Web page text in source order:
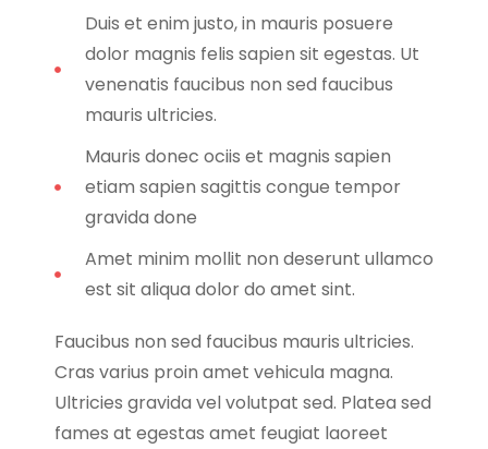
Duis et enim justo, in mauris posuere
dolor magnis felis sapien sit egestas. Ut
venenatis faucibus non sed faucibus
mauris ultricies.
Mauris donec ociis et magnis sapien
etiam sapien sagittis congue tempor
gravida done
Amet minim mollit non deserunt ullamco
est sit aliqua dolor do amet sint.
Faucibus non sed faucibus mauris ultricies.
Cras varius proin amet vehicula magna.
Ultricies gravida vel volutpat sed. Platea sed
fames at egestas amet feugiat laoreet